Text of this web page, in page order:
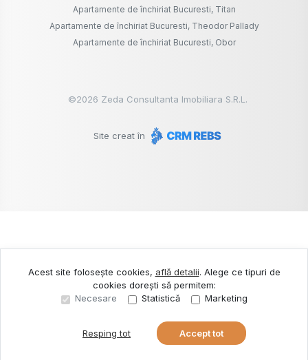
Apartamente de închiriat Bucuresti, Titan
Apartamente de închiriat Bucuresti, Theodor Pallady
Apartamente de închiriat Bucuresti, Obor
©2026 Zeda Consultanta Imobiliara S.R.L.
Site creat în
Acest site folosește cookies, află detalii. Alege ce tipuri de
cookies dorești să permitem:
Necesare
Statistică Marketing
Resping tot Accept tot